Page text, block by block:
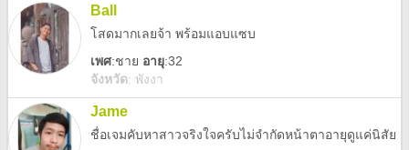
Ball
โสดมากเลยจ้า พร้อมแอบแซบ
เพศ:ชาย อายุ:32
จังหวัด: พังงา
Jame
ชื่อเจมคับหาสาวจริงใจครับไม่จำกัดหน้าตาอายุดูแค่นิสัย